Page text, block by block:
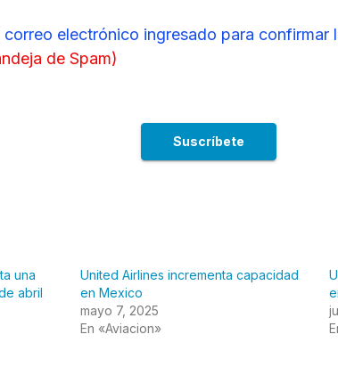
correo electrónico ingresado para confirmar
de Spam)
una
abril
United Airlines incrementa capacidad
en Mexico
mayo 7, 2025
En «Aviacion»